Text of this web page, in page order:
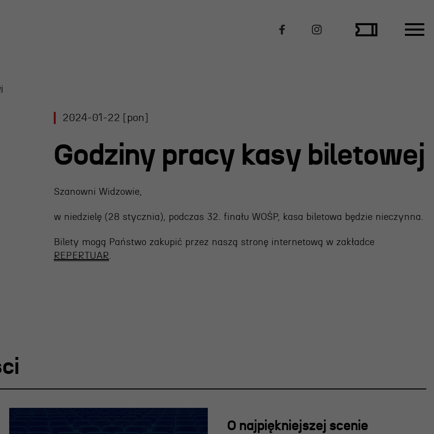
im. Andrzeja
OSIECKA.
2024-01-22 [pon]
Godziny pracy kasy biletowej
Szanowni Widzowie,
w niedzielę (28 stycznia), podczas 32. finału WOŚP, kasa biletowa będzie nieczynna.
Bilety mogą Państwo zakupić przez naszą stronę internetową w zakładce
REPERTUAR.
O najpiękniejszej scenie